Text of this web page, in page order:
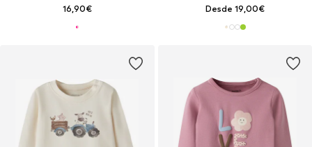
16,90€ Desde 19,00€